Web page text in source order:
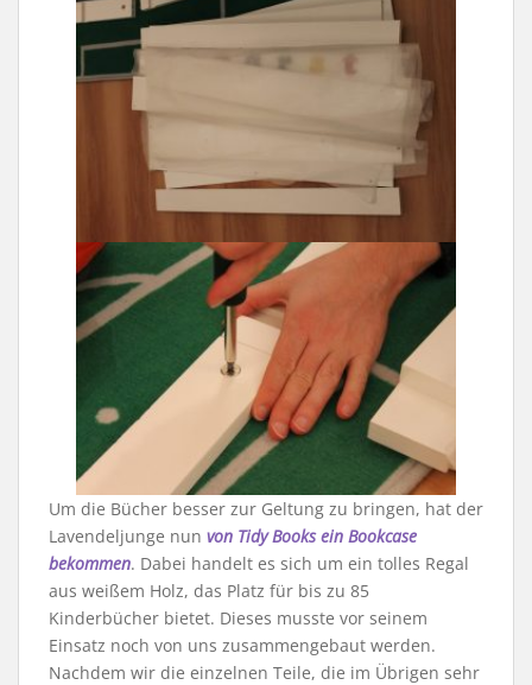
Um die Bücher besser zur Geltung zu bringen, hat der
Lavendeljunge nun von Tidy Books ein Bookcase
bekommen. Dabei handelt es sich um ein tolles Regal
aus weißem Holz, das Platz für bis zu 85
Kinderbücher bietet. Dieses musste vor seinem
Einsatz noch von uns zusammengebaut werden.
Nachdem wir die einzelnen Teile, die im Übrigen sehr